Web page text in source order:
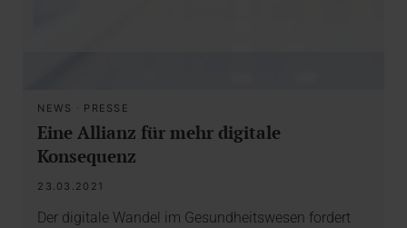
NEWS · PRESSE
Eine Allianz für mehr digitale
Konsequenz
23.03.2021
Der digitale Wandel im Gesundheitswesen fordert